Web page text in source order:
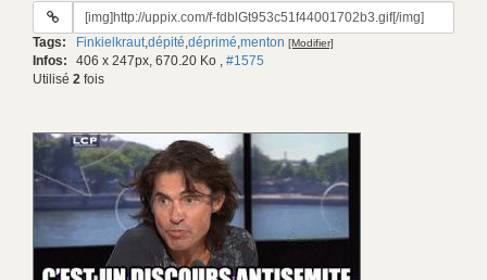
URL
gif:
Tags: Finkielkraut,dépité,déprimé,menton [Modifier]
Infos: 406 x 247px, 670.20 Ko , #1575
Utilisé 2 fois